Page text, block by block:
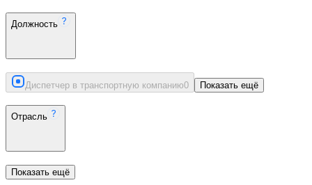
Должность
Диспетчер в транспортную компанию0 Показать ещё
Отрасль
Показать ещё